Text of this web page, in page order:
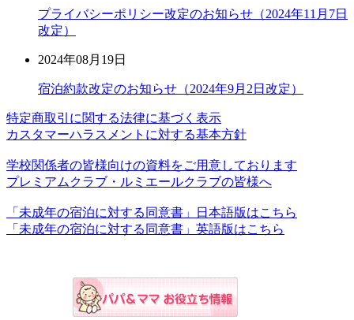
プライバシーポリシー改定のお知らせ（2024年11月7日
改定）
2024年08月19日
宿泊約款改定のお知らせ（2024年9月2日改定）
特定商取引に関する法律に基づく表示
カスタマーハラスメントに対する基本方針
学校関係者の皆様向けの資料をご用意しております
プレミアムクラブ・ルミエールクラブの皆様へ
「未成年の宿泊に対する同意書」日本語版はこちら
「未成年の宿泊に対する同意書」英語版はこちら